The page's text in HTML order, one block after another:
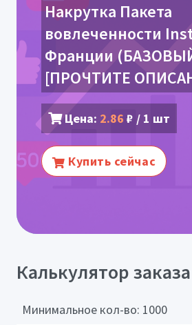
Накрутка Пакета
вовлеченности
Франции
[ПРОЧТИТЕ
Цена: 2.86 ₽ / 1 шт
Купить сейчас
Калькулятор заказа
Минимальное кол-во: 1000